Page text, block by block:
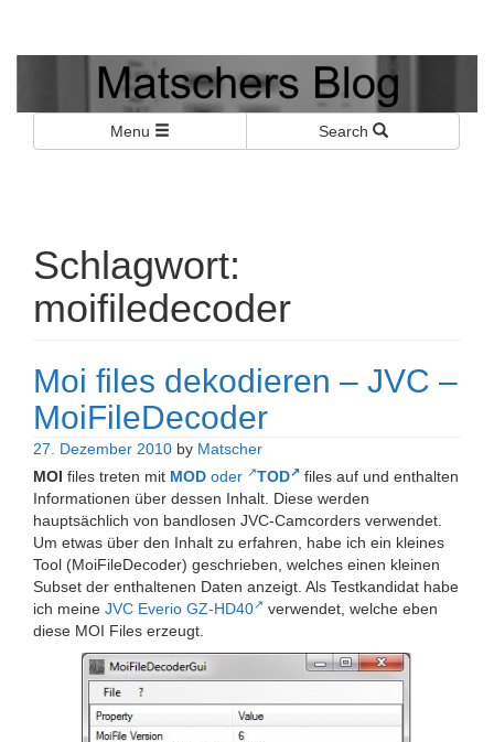
Matschers Blog
Menu Search
Schlagwort:
moifiledecoder
Moi files dekodieren – JVC –
MoiFileDecoder
27. Dezember 2010 by Matscher
MOI files treten mit MOD oder TOD
files auf und enthalten
Informationen über dessen Inhalt. Diese werden
hauptsächlich von bandlosen JVC-Camcorders verwendet.
Um etwas über den Inhalt zu erfahren, habe ich ein kleines
Tool (MoiFileDecoder) geschrieben, welches einen kleinen
Subset der enthaltenen Daten anzeigt. Als Testkandidat habe
ich meine JVC Everio GZ-HD40
verwendet, welche eben
diese MOI Files erzeugt.